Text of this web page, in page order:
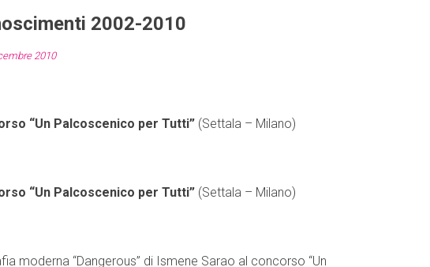
2002-2010
2010
“Un Palcoscenico per Tutti” (Settala – Milano)
“Un Palcoscenico per Tutti” (Settala – Milano)
moderna “Dangerous” di Ismene Sarao al concorso “Un